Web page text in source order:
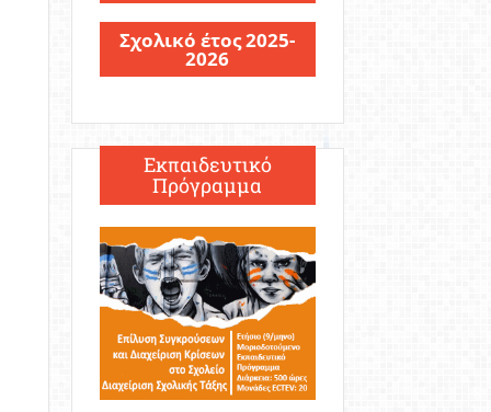
Σχολικό έτος 2025-
2026
Εκπαιδευτικό
Πρόγραμμα